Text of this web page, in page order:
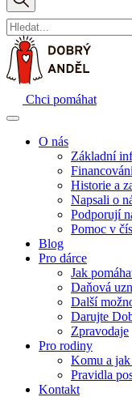
Chci pomáhat
O nás
Základní
Historie a
Napsali o
Podporují
Pomoc v
Blog
Pro dárce
Jak
Daňová
Další
Darujte
Zpravodaje
Pro rodiny
Komu a jak
Pravidla
Kontakt